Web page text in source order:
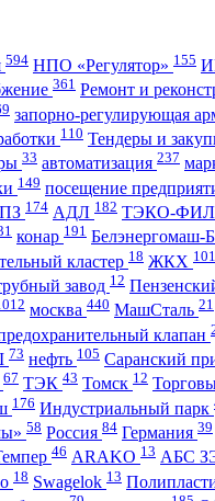
594 НПО «Регулятор» 155
361 Ремонт и
запорно-регулирующая
110 Тендеры и
33 автоматизация 237
149 посещение
174 АДЛ 182 ТЭКО-
конар 191
кластер 18 ЖКХ 101
завод 12
москва 440 МашСталь 21
клапан
73 нефть 105 Саранский
67 ТЭК 43 Томск 12
176 Индустриальный парк
58 Россия 84 Германия 39
46 ARAKO 13 АБС
18 Swagelok 13